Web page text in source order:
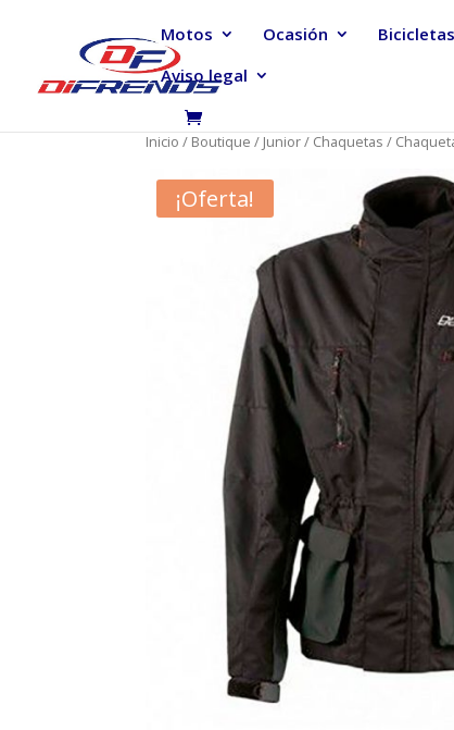
Motos Ocasión Bicicletas
Aviso legal
Inicio / Boutique / Junior/ Chaquetas /
¡Oferta!